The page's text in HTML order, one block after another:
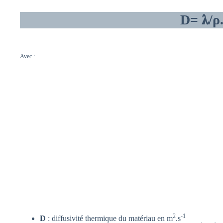
D= 𝛌/
Avec :
D : diffusivité thermique du matériau en m2.s-1